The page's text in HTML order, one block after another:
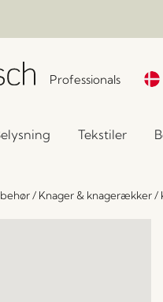
Professionals
Tekstiler
/ Knager & knagerækker/